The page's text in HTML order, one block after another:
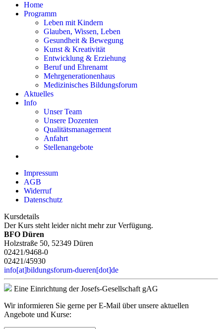
Home
Programm
Leben mit Kindern
Glauben, Wissen, Leben
Gesundheit & Bewegung
Kunst & Kreativität
Entwicklung & Erziehung
Beruf und Ehrenamt
Mehrgenerationenhaus
Medizinisches Bildungsforum
Aktuelles
Info
Unser Team
Unsere Dozenten
Qualitätsmanagement
Anfahrt
Stellenangebote
Impressum
AGB
Widerruf
Datenschutz
Kursdetails
Der Kurs steht leider nicht mehr zur Verfügung.
BFO Düren
Holzstraße 50, 52349 Düren
02421/9468-0
02421/45930
info[at]bildungsforum-dueren[dot]de
Eine Einrichtung der Josefs-Gesellschaft gAG
Wir informieren Sie gerne per E-Mail über unsere aktuellen
Angebote und Kurse: